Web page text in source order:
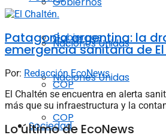
Naciones Unidas
COP
Sociedad
Gobiernos
Naciones Unidas
COP
Patagonia argentina: la
emergencia sanitaria de
Por: Redacción EcoNews
El Chaltén se encuentra en alerta
más que su infraestructura y la
Lo último de EcoNews